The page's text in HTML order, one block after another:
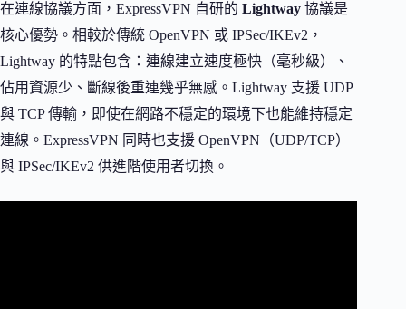
在連線協議方面，ExpressVPN 自研的 Lightway 協議是
核心優勢。相較於傳統 OpenVPN 或 IPSec/IKEv2，
Lightway 的特點包含：連線建立速度極快（毫秒級）、
佔用資源少、斷線後重連幾乎無感。Lightway 支援 UDP
與 TCP 傳輸，即使在網路不穩定的環境下也能維持穩定
連線。ExpressVPN 同時也支援 OpenVPN（UDP/TCP）
與 IPSec/IKEv2 供進階使用者切換。